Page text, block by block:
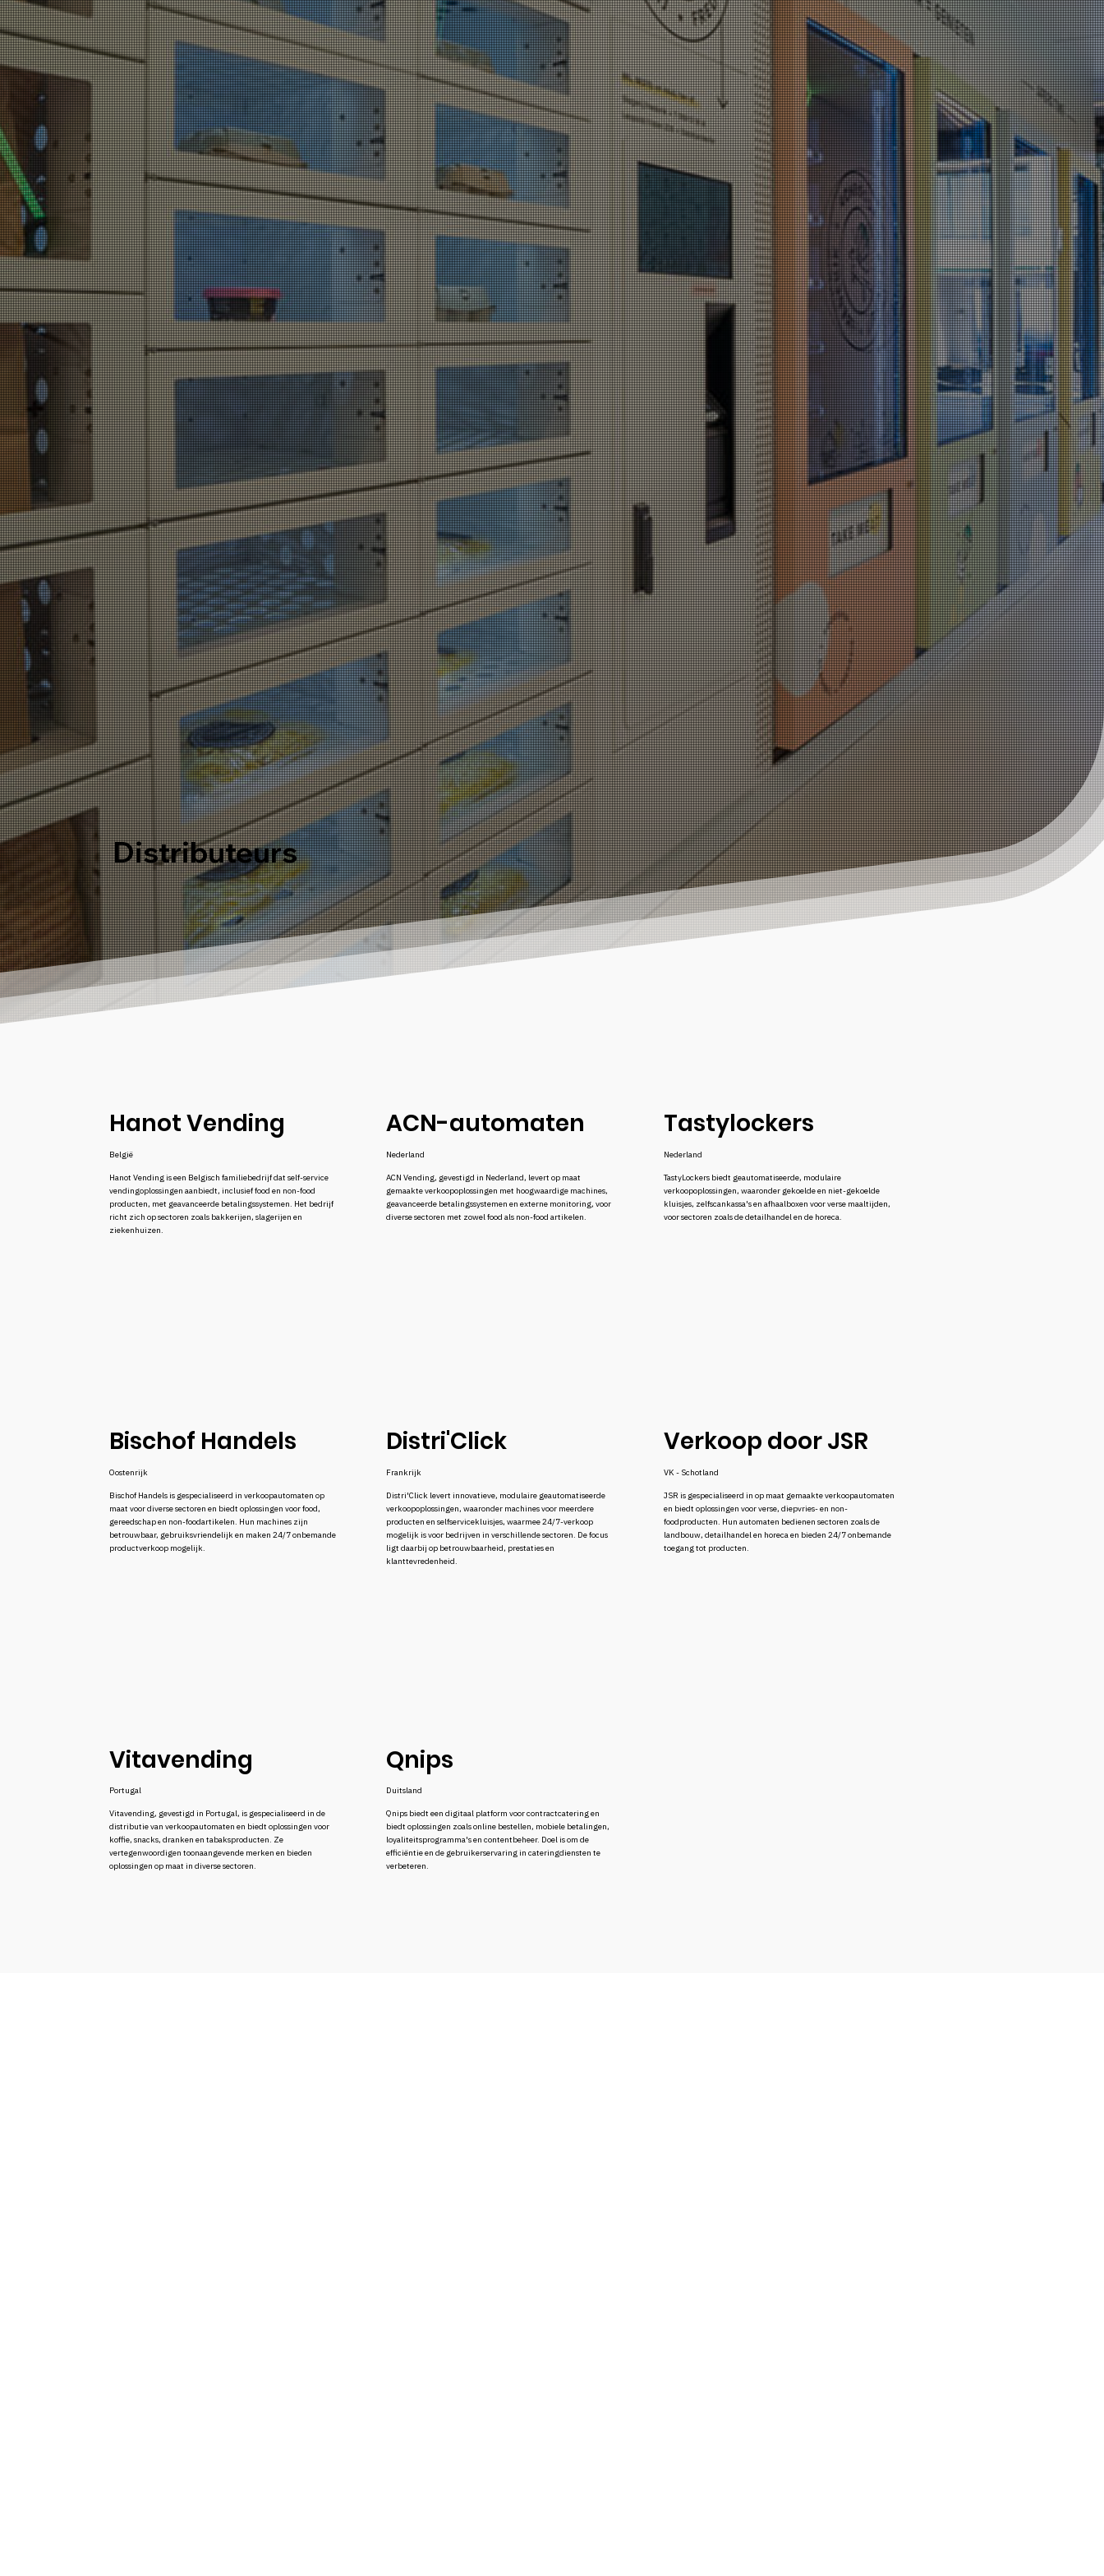
Distributeurs
Hanot Vending
België
Hanot Vending is een Belgisch familiebedrijf dat self-service
vendingoplossingen aanbiedt, inclusief food en non-food
producten, met geavanceerde betalingssystemen. Het bedrijf
richt zich op sectoren zoals bakkerijen, slagerijen en
ziekenhuizen.
ACN-automaten
Nederland
ACN Vending, gevestigd in Nederland, levert op maat
gemaakte verkoopoplossingen met hoogwaardige machines,
geavanceerde betalingssystemen en externe monitoring, voor
diverse sectoren met zowel food als non-food artikelen.
Tastylockers
Nederland
TastyLockers biedt geautomatiseerde, modulaire
verkoopoplossingen, waaronder gekoelde en niet-gekoelde
kluisjes, zelfscankassa's en afhaalboxen voor verse maaltijden,
voor sectoren zoals de detailhandel en de horeca.
Bischof Handels
Oostenrijk
Bischof Handels is gespecialiseerd in verkoopautomaten op
maat voor diverse sectoren en biedt oplossingen voor food,
gereedschap en non-foodartikelen. Hun machines zijn
betrouwbaar, gebruiksvriendelijk en maken 24/7 onbemande
productverkoop mogelijk.
Distri'Click
Frankrijk
Distri'Click levert innovatieve, modulaire geautomatiseerde
verkoopoplossingen, waaronder machines voor meerdere
producten en selfservicekluisjes, waarmee 24/7-verkoop
mogelijk is voor bedrijven in verschillende sectoren. De focus
ligt daarbij op betrouwbaarheid, prestaties en
klanttevredenheid.
Verkoop door JSR
VK - Schotland
JSR is gespecialiseerd in op maat gemaakte verkoopautomaten
en biedt oplossingen voor verse, diepvries- en non-
foodproducten. Hun automaten bedienen sectoren zoals de
landbouw, detailhandel en horeca en bieden 24/7 onbemande
toegang tot producten.
Vitavending
Portugal
Vitavending, gevestigd in Portugal, is gespecialiseerd in de
distributie van verkoopautomaten en biedt oplossingen voor
koffie, snacks, dranken en tabaksproducten. Ze
vertegenwoordigen toonaangevende merken en bieden
oplossingen op maat in diverse sectoren.
Qnips
Duitsland
Qnips biedt een digitaal platform voor contractcatering en
biedt oplossingen zoals online bestellen, mobiele betalingen,
loyaliteitsprogramma's en contentbeheer. Doel is om de
efficiëntie en de gebruikerservaring in cateringdiensten te
verbeteren.